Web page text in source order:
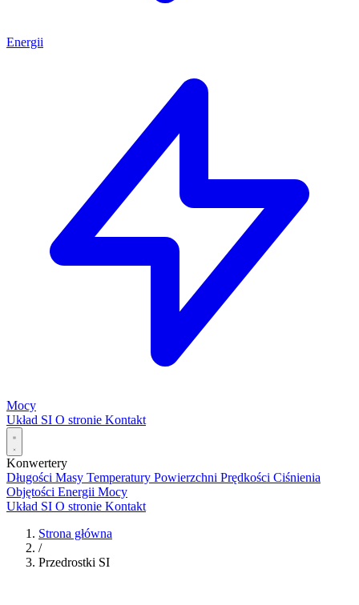
Energii
Mocy
Układ SI O stronie Kontakt
Konwertery
Długości Masy Temperatury Powierzchni Prędkości Ciśnienia
Objętości Energii Mocy
Układ SI O stronie Kontakt
Strona główna
/
Przedrostki SI